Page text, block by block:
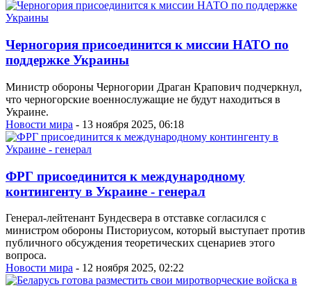
Черногория присоединится к миссии НАТО по
поддержке Украины
Министр обороны Черногории Драган Крапович подчеркнул,
что черногорские военнослужащие не будут находиться в
Украине.
Новости мира - 13 ноября 2025, 06:18
ФРГ присоединится к международному
контингенту в Украине - генерал
Генерал-лейтенант Бундесвера в отставке согласился с
министром обороны Писториусом, который выступает против
публичного обсуждения теоретических сценариев этого
вопроса.
Новости мира - 12 ноября 2025, 02:22